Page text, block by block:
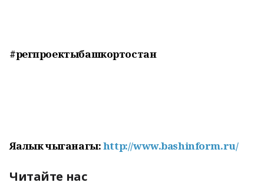
#регпроектыбашкортостан
Яңалык чыганагы:http://www.bashinform.ru/
Читайте нас